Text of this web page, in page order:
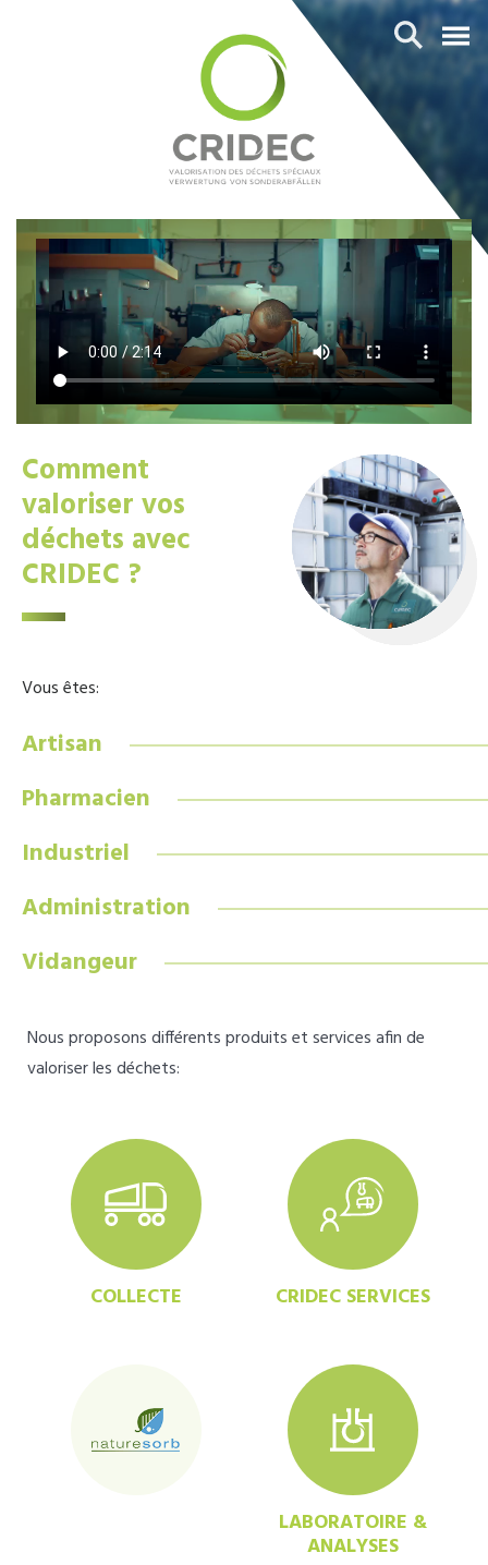
Comment
valoriser vos
déchets avec
CRIDEC ?
Vous êtes:
Artisan
Pharmacien
Industriel
Administration
Vidangeur
Nous proposons différents produits et services afin de
valoriser les déchets:
COLLECTE CRIDEC SERVICES
LABORATOIRE &
ANALYSES